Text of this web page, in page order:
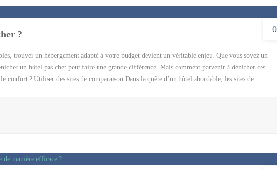
? 0
trouver un hébergement adapté à votre budget devient un véritable enjeu. Que vous soyez un
un hôtel pas cher peut faire une grande différence. Mais comment parvenir à dénicher ces
confort ? Utiliser des sites de comparaison Dans la quête d’un hôtel abordable, les sites de
par l’établissement. Grâce à ces fonctionnalités, vous serez en mesure d’identifier aisément